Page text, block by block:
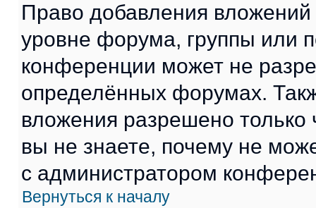
Право добавления
уровне форума, группы или
конференции может не
определённых форумах.
вложения разрешено
вы не знаете, почему не
с администратором
Вернуться к началу